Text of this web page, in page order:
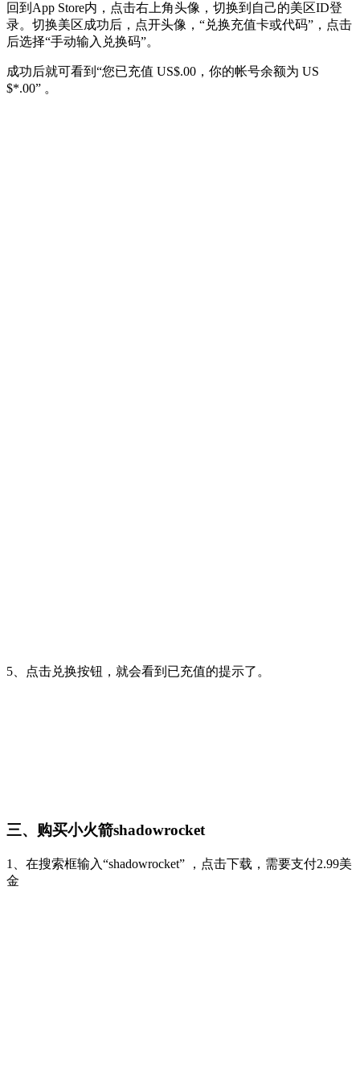
回到App Store内，点击右上角头像，切换到自己的美区ID登
录。切换美区成功后，点开头像，“兑换充值卡或代码”，点击
后选择“手动输入兑换码”。
成功后就可看到“您已充值 US$.00，你的帐号余额为 US
$*.00” 。
5、点击兑换按钮，就会看到已充值的提示了。
三、购买小火箭shadowrocket
1、在搜索框输入“shadowrocket” ，点击下载，需要支付2.99美
金